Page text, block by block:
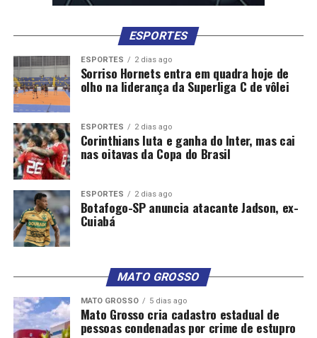
ESPORTES
ESPORTES 2 dias ago
Sorriso Hornets entra em quadra hoje de
olho na liderança da Superliga C de vôlei
ESPORTES 2 dias ago
Corinthians luta e ganha do Inter, mas cai
nas oitavas da Copa do Brasil
ESPORTES 2 dias ago
Botafogo-SP anuncia atacante Jadson, ex-
Cuiabá
MATO GROSSO
MATO GROSSO 5 dias ago
Mato Grosso cria cadastro estadual de
pessoas condenadas por crime de estupro